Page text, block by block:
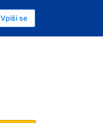
Vpiši se